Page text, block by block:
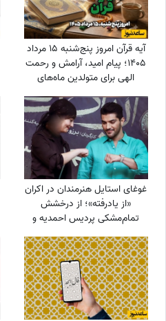
آیه قرآن امروز پنج‌شنبه 15 مرداد
1405؛ پیام امید، آرامش و رحمت
الهی برای متولدین ماه‌های
مختلف
غوغای استایل هنرمندان در اکران
«از یادرفته»؛ از درخشش
تمام‌مشکی پردیس احمدیه و
آزیتا حاجیان تا تیپ اسپورت
سینا مهراد و مجید مظفری